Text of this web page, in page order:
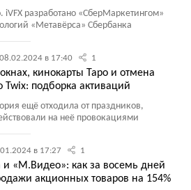
разработано «СберМаркетингом»
«Метавёрса» Сбербанка
08.02.2024 в 17:40 1
кинокарты Таро и отмена
Twix: подборка активаций
ещё отходила от праздников,
на неё провокациями
в 17:27 1
и «М.Видео»: как за восемь дней
акционных товаров на 154%